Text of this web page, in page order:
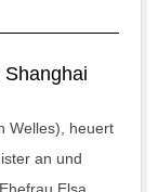
Welles), heuert
an und